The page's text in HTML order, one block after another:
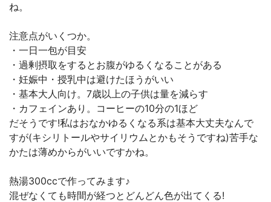
ね。
注意点がいくつか。
・一日一包が目安
・過剰摂取をするとお腹がゆるくなることがある
・妊娠中・授乳中は避けたほうがいい
・基本大人向け。7歳以上の子供は量を減らす
・カフェインあり。コーヒーの10分の1ほど
だそうです!私はおなかゆるくなる系は基本大丈夫なんで
すが(キシリトールやサイリウムとかもそうですね)苦手な
かたは薄めからがいいですかね。
熱湯300ccで作ってみます♪
混ぜなくても時間が経つとどんどん色が出てくる!